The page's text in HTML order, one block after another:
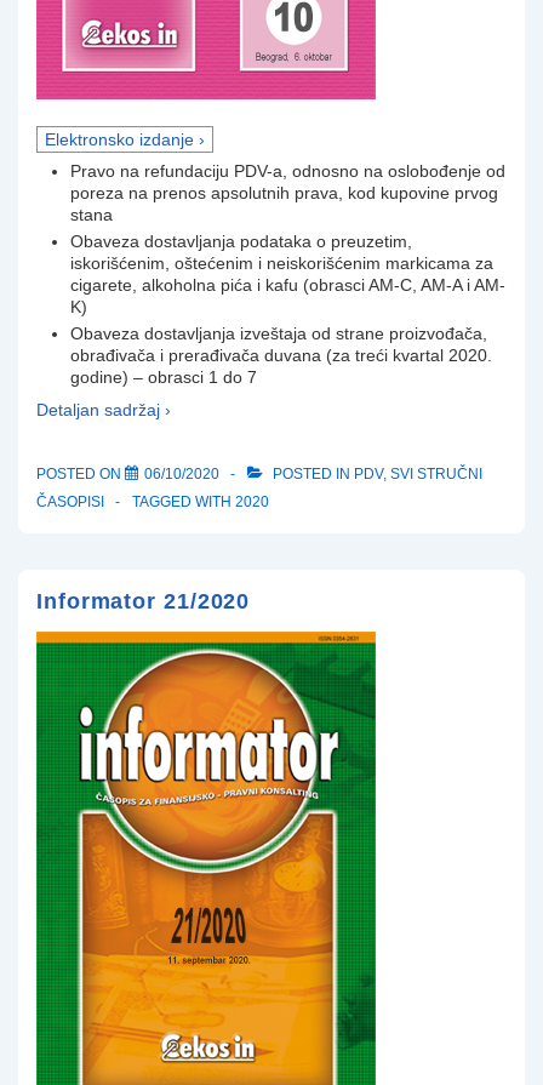
Elektronsko izdanje ›
Pravo na refundaciju PDV-a, odnosno na oslobođenje od
poreza na prenos apsolutnih prava, kod kupovine prvog
stana
Obaveza dostavljanja podataka o preuzetim,
iskorišćenim, oštećenim i neiskorišćenim markicama za
cigarete, alkoholna pića i kafu (obrasci AM-C, AM-A i AM-
K)
Obaveza dostavljanja izveštaja od strane proizvođača,
obrađivača i prerađivača duvana (za treći kvartal 2020.
godine) – obrasci 1 do 7
Detaljan sadržaj ›
POSTED ON 06/10/2020 POSTED IN PDV, SVI STRUČNI
ČASOPISI
TAGGED WITH 2020
Informator 21/2020